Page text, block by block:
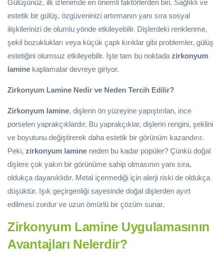
Gülüşünüz, ilk izlenimde en önemli faktörlerden biri. Sağlıklı ve
estetik bir gülüş, özgüveninizi artırmanın yanı sıra sosyal
ilişkilerinizi de olumlu yönde etkileyebilir. Dişlerdeki renklenme,
şekil bozuklukları veya küçük çaplı kırıklar gibi problemler, gülüş
estetiğini olumsuz etkileyebilir. İşte tam bu noktada zirkonyum
lamine kaplamalar devreye giriyor.
Zirkonyum Lamine Nedir ve Neden Tercih Edilir?
Zirkonyum lamine, dişlerin ön yüzeyine yapıştırılan, ince
porselen yaprakçıklardır. Bu yaprakçıklar, dişlerin rengini, şeklini
ve boyutunu değiştirerek daha estetik bir görünüm kazandırır.
Peki, zirkonyum lamine neden bu kadar popüler? Çünkü doğal
dişlere çok yakın bir görünüme sahip olmasının yanı sıra,
oldukça dayanıklıdır. Metal içermediği için alerji riski de oldukça
düşüktür. Işık geçirgenliği sayesinde doğal dişlerden ayırt
edilmesi zordur ve uzun ömürlü bir çözüm sunar.
Zirkonyum Lamine Uygulamasının
Avantajları Nelerdir?